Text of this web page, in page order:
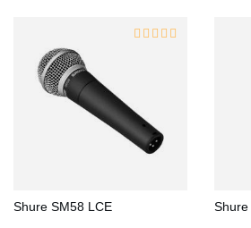
Shure SM58 LCE Shure